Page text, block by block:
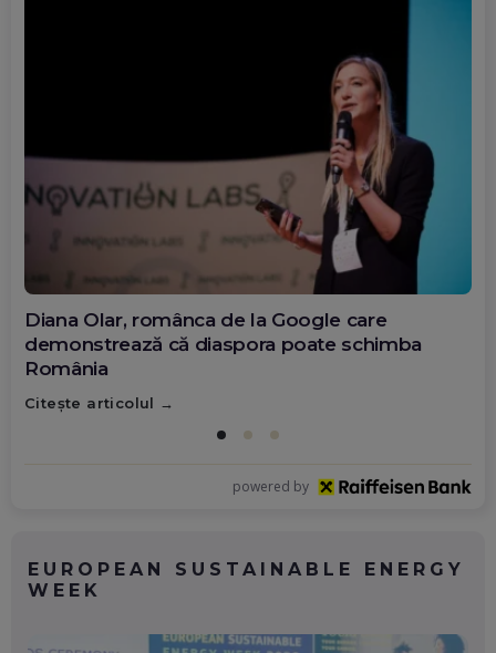
Diana Olar, românca de la Google care
demonstrează că diaspora poate schimba
România
Citește articolul
powered by
EUROPEAN SUSTAINABLE ENERGY
WEEK